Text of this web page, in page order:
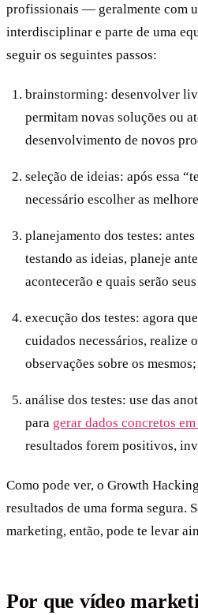
profissionais — geralmente com
interdisciplinar e parte de uma
seguir os seguintes passos:
brainstorming: desenvolver
permitam novas soluções ou
desenvolvimento de novos
seleção de ideias: após essa
necessário escolher as
planejamento dos testes:
testando as ideias, planeje
acontecerão e quais serão
execução dos testes: agora
cuidados necessários, realize
observações sobre os mesmos;
análise dos testes: use das
para gerar dados concretos
resultados forem positivos,
Como pode ver, o Growth
resultados de uma forma segura.
marketing, então, pode te levar
Por que vídeo